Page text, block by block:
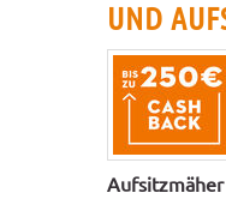
UND
Aufsitzmäher